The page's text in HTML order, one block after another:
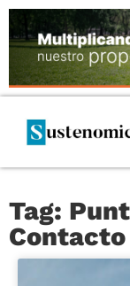
Tag:
Contacto